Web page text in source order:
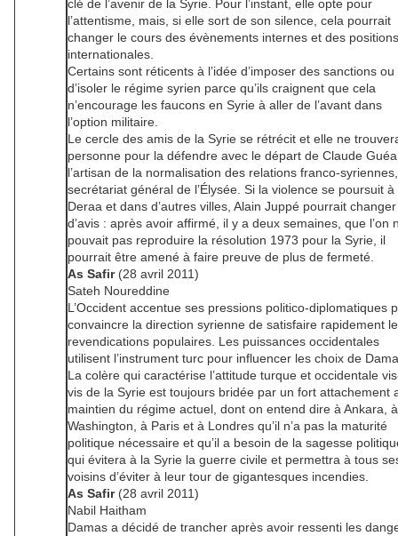
clé de l’avenir de la Syrie. Pour l’instant, elle opte pour
l’attentisme, mais, si elle sort de son silence, cela pourrait
changer le cours des évènements internes et des positions
internationales.
Certains sont réticents à l’idée d’imposer des sanctions ou
d’isoler le régime syrien parce qu’ils craignent que cela
n’encourage les faucons en Syrie à aller de l’avant dans
l’option militaire.
Le cercle des amis de la Syrie se rétrécit et elle ne
personne pour la défendre avec le départ de Claude
l’artisan de la normalisation des relations franco-
secrétariat général de l’Élysée. Si la violence se poursuit à
Deraa et dans d’autres villes, Alain Juppé pourrait changer
d’avis : après avoir affirmé, il y a deux semaines, que l’on
pouvait pas reproduire la résolution 1973 pour la Syrie, il
pourrait être amené à faire preuve de plus de fermeté.
As Safir(28 avril 2011)
Sateh Noureddine
L’Occident accentue ses pressions politico-diplomatiques
convaincre la direction syrienne de satisfaire rapidement
revendications populaires. Les puissances occidentales
utilisent l’instrument turc pour influencer les choix de
La colère qui caractérise l’attitude turque et occidentale
vis de la Syrie est toujours bridée par un fort attachement
maintien du régime actuel, dont on entend dire à Ankara, à
Washington, à Paris et à Londres qu’il n’a pas la maturité
politique nécessaire et qu’il a besoin de la sagesse
qui évitera à la Syrie la guerre civile et permettra à tous
voisins d’éviter à leur tour de gigantesques incendies.
As Safir(28 avril 2011)
Nabil Haitham
Damas a décidé de trancher après avoir ressenti les